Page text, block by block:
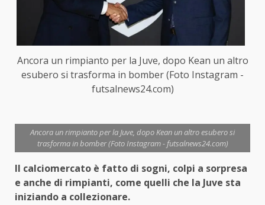
Ancora un rimpianto per la Juve, dopo Kean un altro
esubero si trasforma in bomber (Foto Instagram -
futsalnews24.com)
Ancora un rimpianto per la Juve, dopo Kean un altro esubero si
trasforma in bomber (Foto Instagram - futsalnews24.com)
Il calciomercato è fatto di sogni, colpi a sorpresa
e anche di rimpianti, come quelli che la Juve sta
iniziando a collezionare.